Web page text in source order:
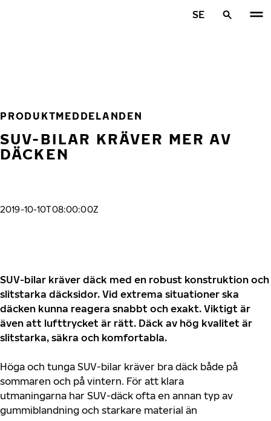
SE
PRODUKTMEDDELANDEN
SUV-BILAR KRÄVER MER AV
DÄCKEN
2019-10-10T08:00:00Z
SUV-bilar kräver däck med en robust konstruktion och
slitstarka däcksidor. Vid extrema situationer ska
däcken kunna reagera snabbt och exakt. Viktigt är
även att lufttrycket är rätt. Däck av hög kvalitet är
slitstarka, säkra och komfortabla.
Höga och tunga SUV-bilar kräver bra däck både på
sommaren och på vintern. För att klara
utmaningarna har SUV-däck ofta en annan typ av
gummiblandning och starkare material än